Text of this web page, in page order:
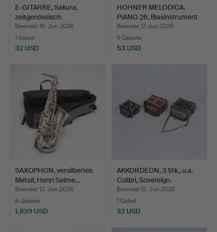
E-GITARRE, Sakura,
zeitgenössisch.
Beendet 18. Jun 2026
1 Gebot
32 USD
HOHNER MELODICA,
PIANO 26, Blasinstrument
…
Beendet 17. Jun 2026
6 Gebote
53 USD
SAXOPHON, versilbertes
Metall, Henri Selme…
Beendet 12. Jun 2026
8 Gebote
1.839 USD
AKKORDEON, 3 Stk., u.a.
Colibri, Sovereign.
Beendet 12. Jun 2026
1 Gebot
32 USD